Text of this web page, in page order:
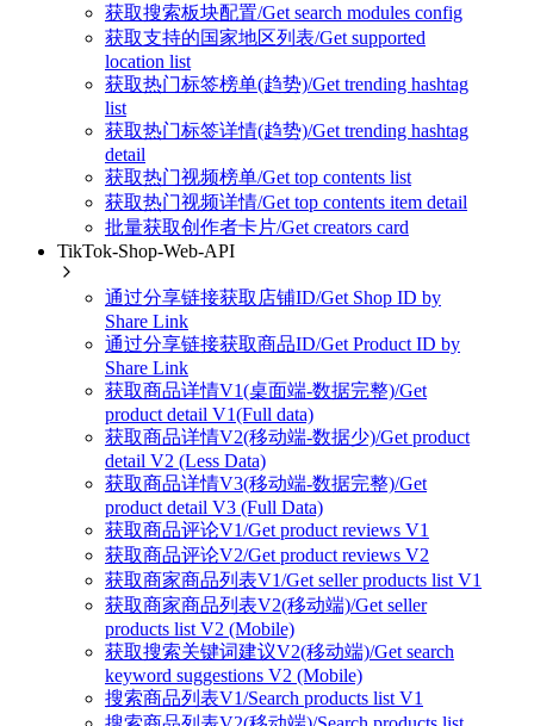
获取搜索板块配置/Get search modules config
获取支持的国家地区列表/Get supported
location list
获取热门标签榜单(趋势)/Get trending hashtag
list
获取热门标签详情(趋势)/Get trending hashtag
detail
获取热门视频榜单/Get top contents list
获取热门视频详情/Get top contents item detail
批量获取创作者卡片/Get creators card
TikTok-Shop-Web-API
通过分享链接获取店铺ID/Get Shop ID by
Share Link
通过分享链接获取商品ID/Get Product ID by
Share Link
获取商品详情V1(桌面端-数据完整)/Get
product detail V1(Full data)
获取商品详情V2(移动端-数据少)/Get product
detail V2 (Less Data)
获取商品详情V3(移动端-数据完整)/Get
product detail V3 (Full Data)
获取商品评论V1/Get product reviews V1
获取商品评论V2/Get product reviews V2
获取商家商品列表V1/Get seller products list V1
获取商家商品列表V2(移动端)/Get seller
products list V2 (Mobile)
获取搜索关键词建议V2(移动端)/Get search
keyword suggestions V2 (Mobile)
搜索商品列表V1/Search products list V1